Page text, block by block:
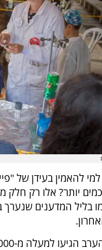
להאמין בעידן של
יותר? אלו רק חלק
בליל המדענים שנערך